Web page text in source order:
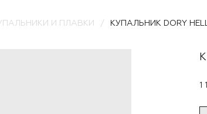
И ПЛАВКИ КУПАЛЬНИК DORY
1